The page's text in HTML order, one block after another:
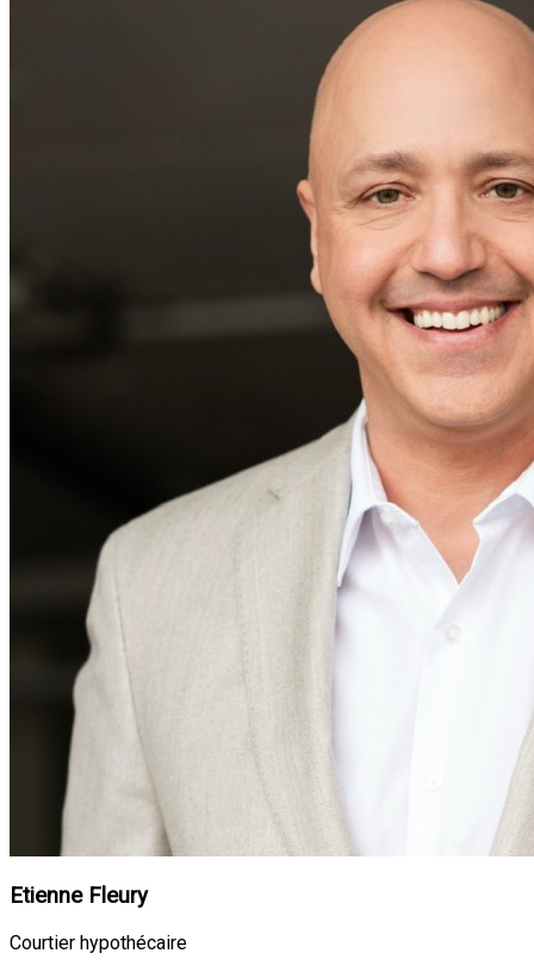
Etienne Fleury
Courtier hypothécaire